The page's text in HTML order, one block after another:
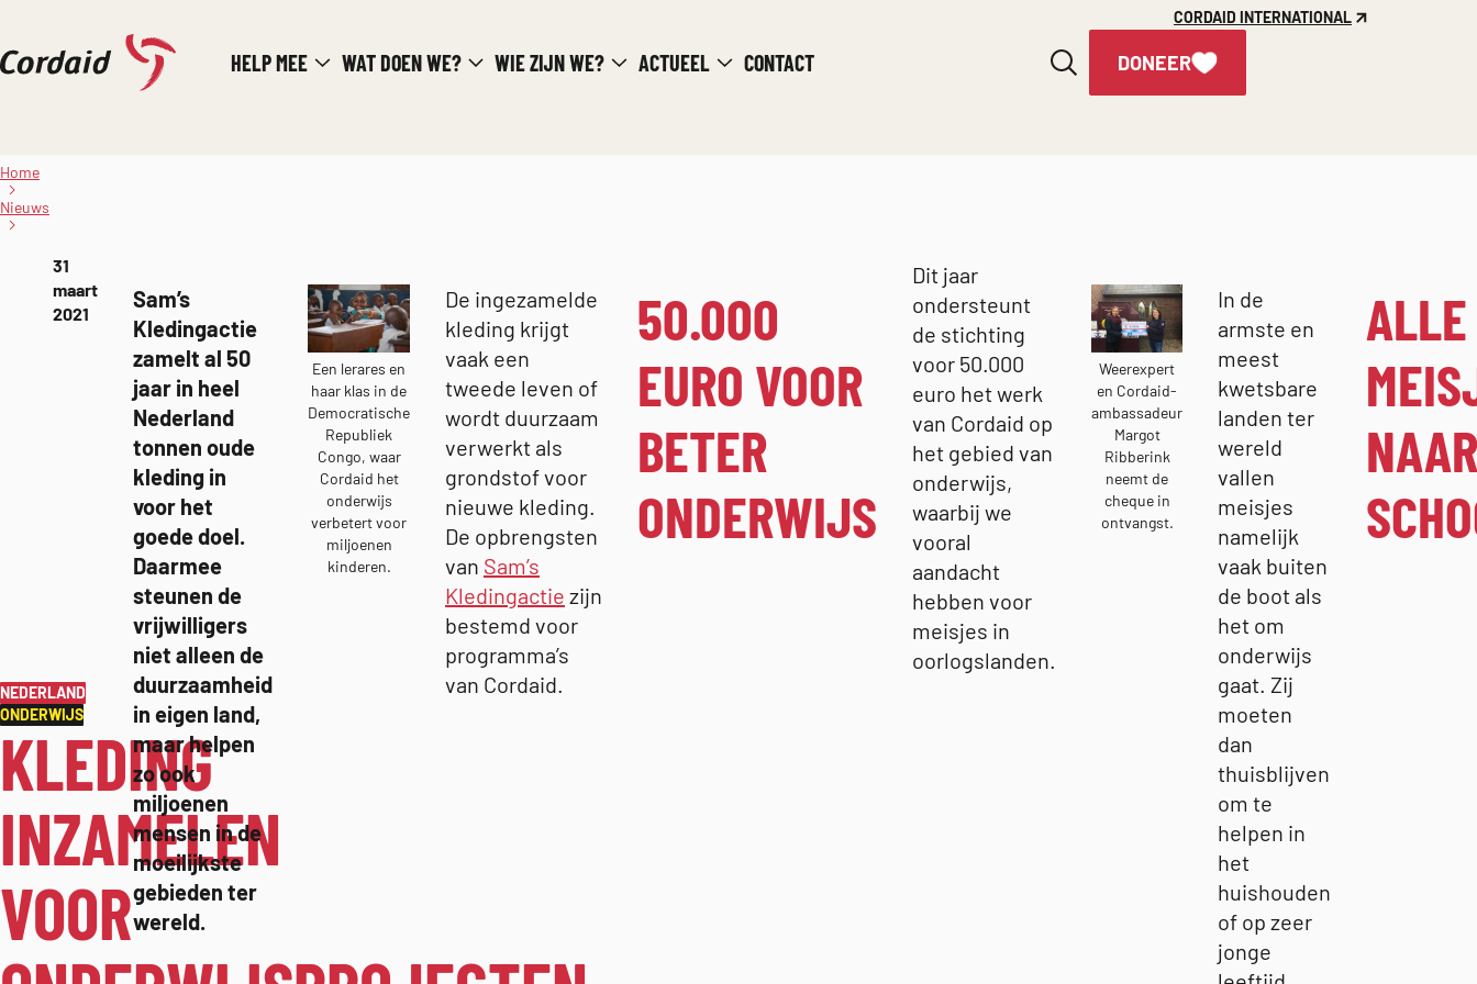
naar
CORDAID INTERNATIONAL
HELP MEE WAT DOEN WE? WIE ZIJN WE? ACTUEEL CONTACT DONEER
Home
Nieuws
voor
onderwijsprojecten
van Cordaid
KLEDING
INZAMELEN
VOOR
NEDERLAND – GA NAAR ARCHIEF
ONDERWIJS– GA NAAR ARCHIEF
Gepubliceerd
op:
31
maart
2021
Sam’s
Kledingactie
zamelt al 50
jaar in heel
Nederland
tonnen oude
kleding in
voor het
goede doel.
Daarmee
steunen de
vrijwilligers
niet alleen de
duurzaamheid
in eigen land,
maar helpen
zo ook
miljoenen
mensen in de
moeilijkste
gebieden ter
wereld.
Een lerares en
haar klas in de
Democratische
Republiek
Congo, waar
Cordaid het
onderwijs
verbetert voor
miljoenen
kinderen.
De ingezamelde
kleding krijgt
vaak een
tweede leven of
wordt duurzaam
verwerkt als
grondstof voor
nieuwe kleding.
De opbrengsten
van Sam’s
Kledingactie zijn
bestemd voor
programma’s
van Cordaid.
50.000
EURO VOOR
BETER
ONDERWIJS
Dit jaar
ondersteunt
de stichting
voor 50.000
euro het werk
van Cordaid op
het gebied van
onderwijs,
waarbij we
vooral
aandacht
hebben voor
meisjes in
oorlogslanden.
Weerexpert
en Cordaid-
ambassadeur
Margot
Ribberink
neemt de
cheque in
ontvangst.
In de
armste en
meest
kwetsbare
landen ter
wereld
vallen
meisjes
namelijk
vaak buiten
de boot als
het om
onderwijs
gaat. Zij
moeten
dan
thuisblijven
om te
helpen in
het
huishouden
of op zeer
jonge
ALLE
NAAR